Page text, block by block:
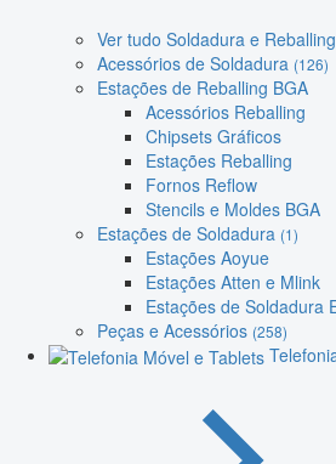
Ver tudo Soldadura e Reballing
Acessórios de Soldadura (126)
Estações de Reballing BGA
Acessórios Reballing
Chipsets Gráficos
Estações Reballing
Fornos Reflow
Stencils e Moldes BGA
Estações de Soldadura (1)
Estações Aoyue
Estações Atten e Mlink
Estações de Soldadura
Peças e Acessórios (258)